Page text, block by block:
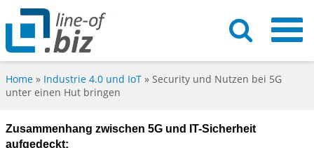
Home » Industrie 4.0 und IoT » Security und Nutzen bei 5G
unter einen Hut bringen
Zusammenhang zwischen 5G und IT-Sicherheit
aufgedeckt: